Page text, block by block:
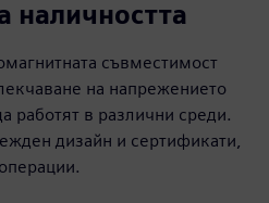
наличността
съвместимост
на напрежението
работят в различни среди.
дизайн и сертификати,